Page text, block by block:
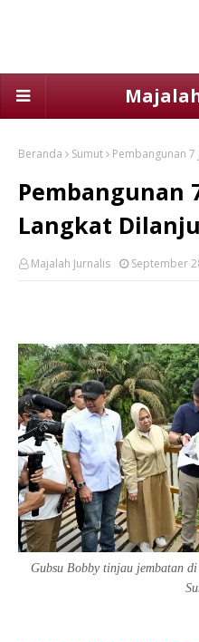
Beranda Sumut Pembangunan
Pembangunan
Langkat
Majalah Jurnalis September
Gubsu Bobby tinjau jembatan